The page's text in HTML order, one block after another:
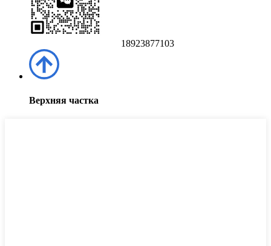
18923877103
Верхняя частка